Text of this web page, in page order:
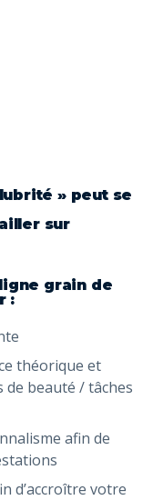
» peut se
sur
grain de
:
théorique et
de beauté / tâches
afin de
d’accroître votre